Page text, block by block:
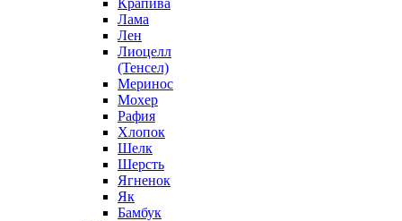
Крапива
Лама
Лен
Лиоцелл
(Тенсел)
Меринос
Мохер
Рафия
Хлопок
Шелк
Шерсть
Ягненок
Як
Бамбук